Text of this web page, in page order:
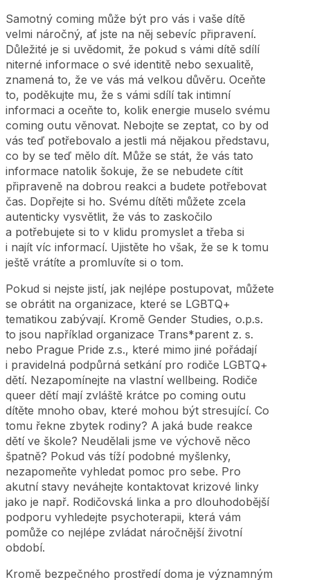
Samotný coming může být pro vás i vaše dítě
velmi náročný, ať jste na něj sebevíc připravení.
Důležité je si uvědomit, že pokud s vámi dítě sdílí
niterné informace o své identitě nebo sexualitě,
znamená to, že ve vás má velkou důvěru. Oceňte
to, poděkujte mu, že s vámi sdílí tak intimní
informaci a oceňte to, kolik energie muselo svému
coming outu věnovat. Nebojte se zeptat, co by od
vás teď potřebovalo a jestli má nějakou představu,
co by se teď mělo dít. Může se stát, že vás tato
informace natolik šokuje, že se nebudete cítit
připraveně na dobrou reakci a budete potřebovat
čas. Dopřejte si ho. Svému dítěti můžete zcela
autenticky vysvětlit, že vás to zaskočilo
a potřebujete si to v klidu promyslet a třeba si
i najít víc informací. Ujistěte ho však, že se k tomu
ještě vrátíte a promluvíte si o tom.
Pokud si nejste jistí, jak nejlépe postupovat, můžete
se obrátit na organizace, které se LGBTQ+
tematikou zabývají. Kromě Gender Studies, o.p.s.
to jsou například organizace Trans*parent z. s.
nebo Prague Pride z.s., které mimo jiné pořádají
i pravidelná podpůrná setkání pro rodiče LGBTQ+
dětí. Nezapomínejte na vlastní wellbeing. Rodiče
queer dětí mají zvláště krátce po coming outu
dítěte mnoho obav, které mohou být stresující. Co
tomu řekne zbytek rodiny? A jaká bude reakce
dětí ve škole? Neudělali jsme ve výchově něco
špatně? Pokud vás tíží podobné myšlenky,
nezapomeňte vyhledat pomoc pro sebe. Pro
akutní stavy neváhejte kontaktovat krizové linky
jako je např. Rodičovská linka a pro dlouhodobější
podporu vyhledejte psychoterapii, která vám
pomůže co nejlépe zvládat náročnější životní
období.
Kromě bezpečného prostředí doma je významným